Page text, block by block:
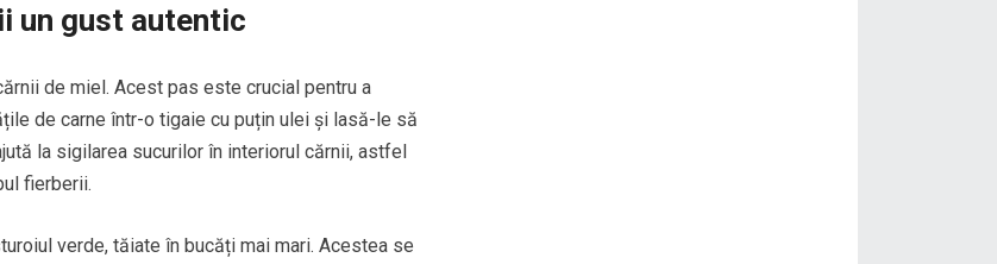
un gust autentic
de miel. Acest pas este crucial pentru a
de carne într-o tigaie cu puțin ulei și lasă-le să
la sigilarea sucurilor în interiorul cărnii, astfel
fierberii.
verde, tăiate în bucăți mai mari. Acestea se